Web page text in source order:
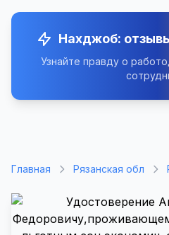
Нахджоб:
Узнайте правду о
Главная Рязанская обл